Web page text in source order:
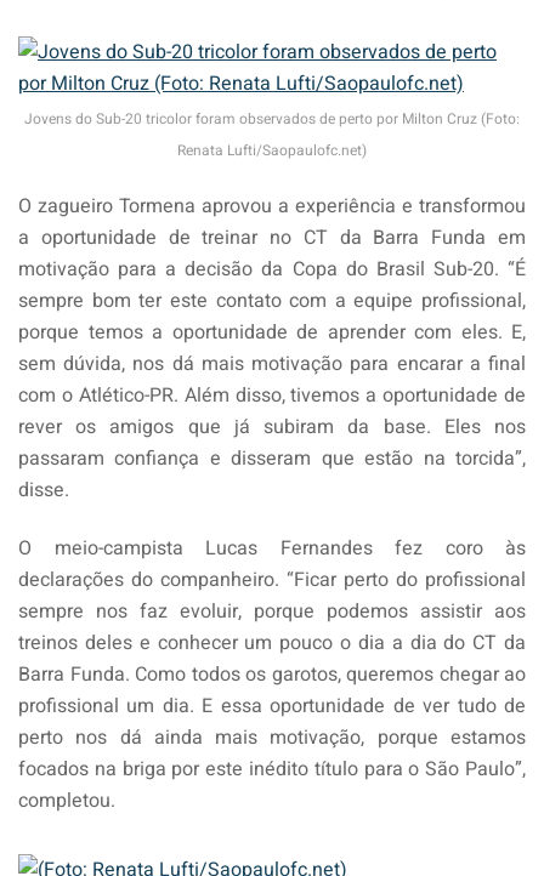
Jovens do Sub-20 tricolor foram observados de perto por Milton Cruz (Foto:
Renata Lufti/Saopaulofc.net)
O zagueiro Tormena aprovou a experiência e transformou
a oportunidade de treinar no CT da Barra Funda em
motivação para a decisão da Copa do Brasil Sub-20. “É
sempre bom ter este contato com a equipe profissional,
porque temos a oportunidade de aprender com eles. E,
sem dúvida, nos dá mais motivação para encarar a final
com o Atlético-PR. Além disso, tivemos a oportunidade de
rever os amigos que já subiram da base. Eles nos
passaram confiança e disseram que estão na torcida”,
disse.
O meio-campista Lucas Fernandes fez coro às
declarações do companheiro. “Ficar perto do profissional
sempre nos faz evoluir, porque podemos assistir aos
treinos deles e conhecer um pouco o dia a dia do CT da
Barra Funda. Como todos os garotos, queremos chegar ao
profissional um dia. E essa oportunidade de ver tudo de
perto nos dá ainda mais motivação, porque estamos
focados na briga por este inédito título para o São Paulo”,
completou.